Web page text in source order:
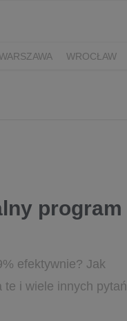
WROCŁAW
program
efektywnie? Jak
te i wiele innych pytań